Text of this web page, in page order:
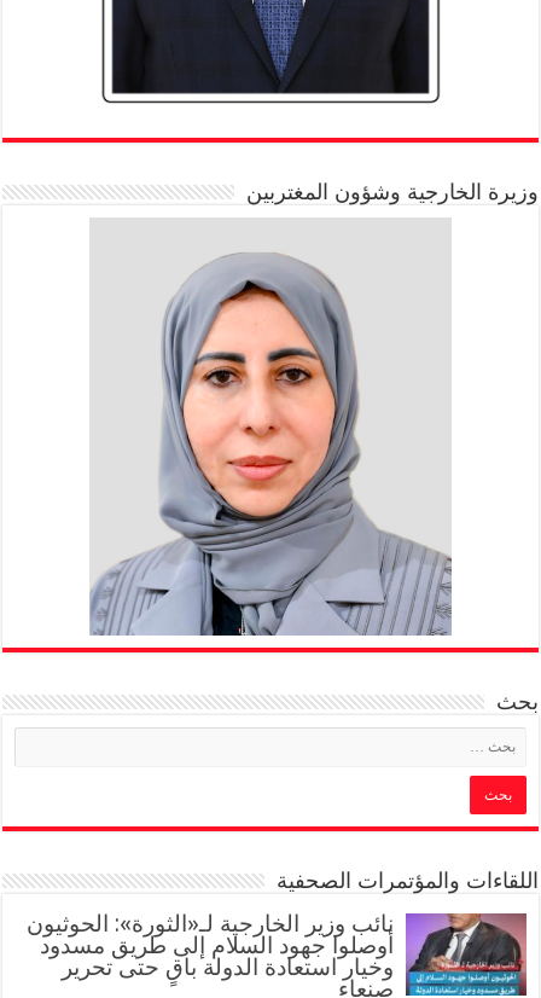
وزيرة الخارجية وشؤون المغتربين
بحث
اللقاءات والمؤتمرات الصحفية
‏نائب وزير الخارجية لـ«الثورة»: الحوثيون
أوصلوا جهود السلام إلى طريق مسدود
وخيار استعادة الدولة باقٍ حتى تحرير
صنعاء